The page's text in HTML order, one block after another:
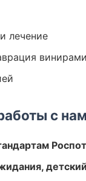
лечение
винирами
с